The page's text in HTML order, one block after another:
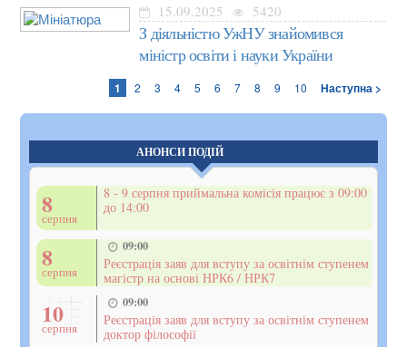
15.09.2025 5420
З діяльністю УжНУ знайомився
міністр освіти і науки України
1 2 3 4 5 6 7 8 9 10 Наступна >
АНОНСИ ПОДІЙ
8
серпня
8 - 9 серпня приймальна комісія працює з 09:00
до 14:00
8
серпня
09:00
Реєстрація заяв для вступу за освітнім ступенем
магістр на основі НРК6 / НРК7
10
серпня
09:00
Реєстрація заяв для вступу за освітнім ступенем
доктор філософії